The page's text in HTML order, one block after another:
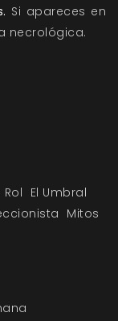
Si apareces en
necrológica.
El Umbral
Mitos